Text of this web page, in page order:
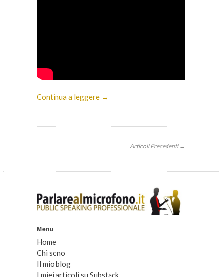
Continua a leggere →
Articoli Precedenti →
Menu
Home
Chi sono
Il mio blog
I miei articoli su Substack